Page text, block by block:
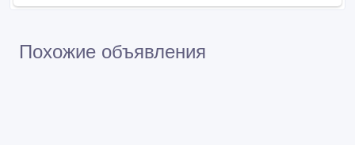
Похожие объявления